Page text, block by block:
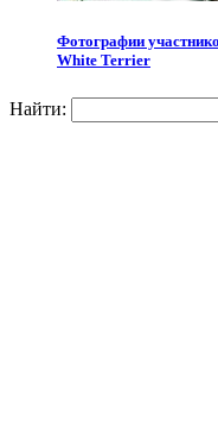
Фотографии
White Terrier
Найти: